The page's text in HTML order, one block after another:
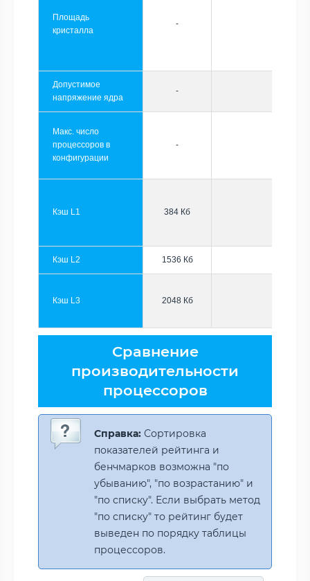
Площадь
кристалла
-
Допустимое
напряжение ядра
-
Макс. число
процессоров в
конфигурации
-
Кэш L1 384 Кб
Кэш L2 1536 Кб
Кэш L3 2048 Кб
Сравнение
производительности
процессоров
Справка: Сортировка
показателей рейтинга и
бенчмарков возможна "по
убыванию", "по возрастанию" и
"по списку". Если выбрать метод
"по списку" то рейтинг будет
выведен по порядку таблицы
процессоров.